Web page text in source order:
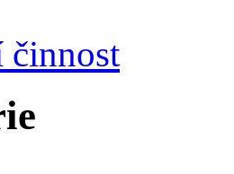
činnost